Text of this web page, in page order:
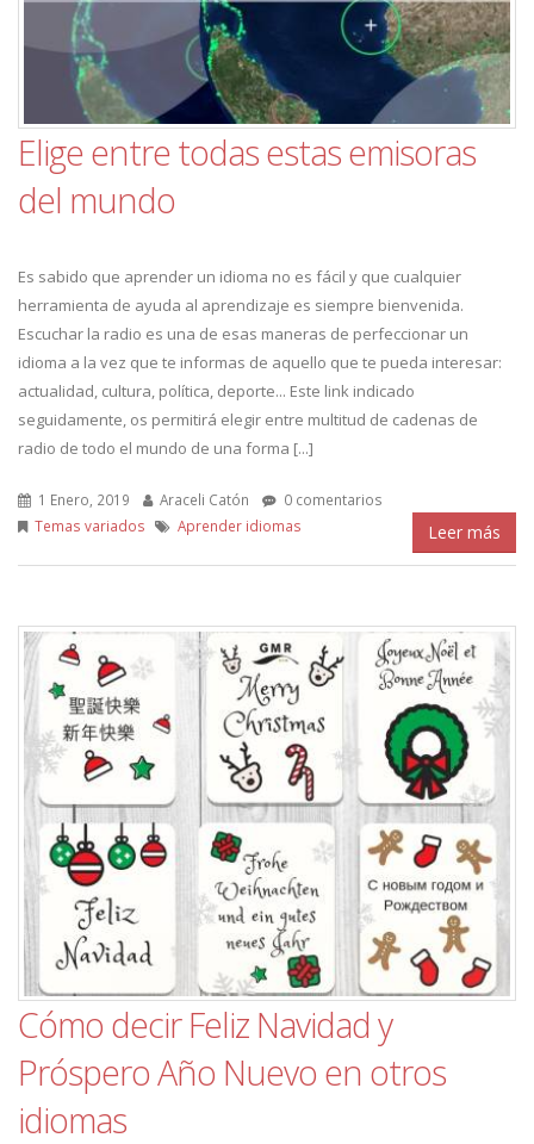
Elige entre todas estas emisoras
del mundo
Es sabido que aprender un idioma no es fácil y que cualquier
herramienta de ayuda al aprendizaje es siempre bienvenida.
Escuchar la radio es una de esas maneras de perfeccionar un
idioma a la vez que te informas de aquello que te pueda interesar:
actualidad, cultura, política, deporte... Este link indicado
seguidamente, os permitirá elegir entre multitud de cadenas de
radio de todo el mundo de una forma [...]
1 Enero, 2019 Araceli Catón
0 comentarios
Temas variados
Aprender idiomas Leer más
Cómo decir Feliz Navidad y
Próspero Año Nuevo en otros
idiomas